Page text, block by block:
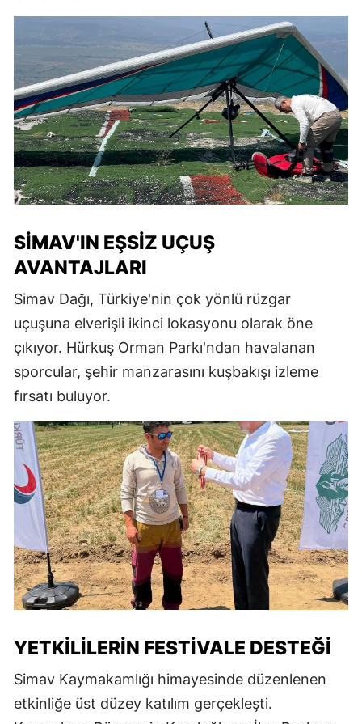
SIMAV'IN EŞSIZ UÇUŞ
AVANTAJLARI
Simav Dağı, Türkiye'nin çok yönlü rüzgar
uçuşuna elverişli ikinci lokasyonu olarak öne
çıkıyor. Hürkuş Orman Parkı'ndan havalanan
sporcular, şehir manzarasını kuşbakışı izleme
fırsatı buluyor.
YETKILILERIN FESTIVALE DESTEĞI
Simav Kaymakamlığı himayesinde düzenlenen
etkinliğe üst düzey katılım gerçekleşti.